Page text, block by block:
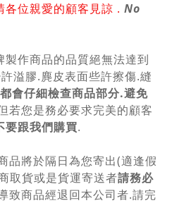
各位親愛的顧客見諒 . No
作商品的品質絕無法達到
溢膠.麂皮表面些許擦傷.縫
會仔細檢查商品部分.避免
若您是務必要求完美的顧客
要跟我們購買.
將於隔日為您寄出(適逢假
取貨或是貨運寄送者請務必
致商品經退回本公司者.請完